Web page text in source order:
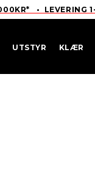
• LEVERING
UTSTYR KLÆR